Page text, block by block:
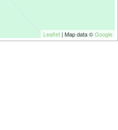
Leaflet | Map data ©Google